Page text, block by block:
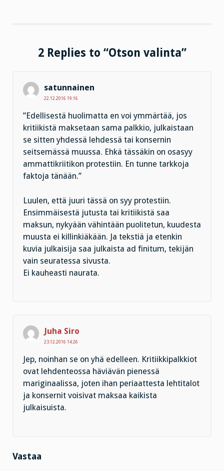
2 Replies to “Otson valinta”
satunnainen
22.12.2016 19:16
”Edellisestä huolimatta en voi ymmärtää, jos
kritiikistä maksetaan sama palkkio, julkaistaan
se sitten yhdessä lehdessä tai konsernin
seitsemässä muussa. Ehkä tässäkin on osasyy
ammattikriitikon protestiin. En tunne tarkkoja
faktoja tänään.”
Luulen, että juuri tässä on syy protestiin.
Ensimmäisestä jutusta tai kritiikistä saa
maksun, nykyään vähintään puolitetun, kuudesta
muusta ei killinkiäkään. Ja tekstiä ja etenkin
kuvia julkaisija saa julkaista ad finitum, tekijän
vain seuratessa sivusta.
Ei kauheasti naurata.
Juha Siro
23.12.2016 14:26
Jep, noinhan se on yhä edelleen. Kritiikkipalkkiot
ovat lehdenteossa häviävän pienessä
mariginaalissa, joten ihan periaattesta lehtitalot
ja konsernit voisivat maksaa kaikista
julkaisuista.
Vastaa